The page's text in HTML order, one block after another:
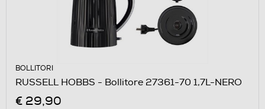
BOLLITORI
RUSSELL HOBBS - Bollitore 27361-70 1,7L-NERO
€ 29,90